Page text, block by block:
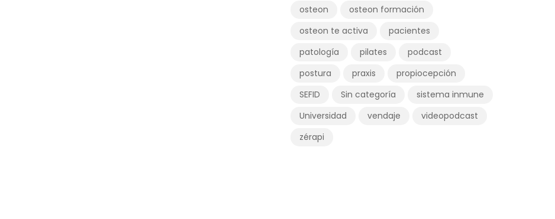
osteon
osteon formación
osteon te activa
pacientes
patología
pilates
podcast
postura
praxis
propiocepción
SEFID
Sin categoría
sistema inmune
Universidad
vendaje
videopodcast
zérapi